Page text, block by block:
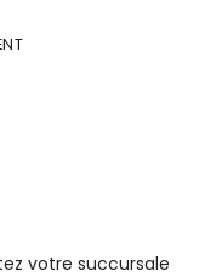
votre succursale